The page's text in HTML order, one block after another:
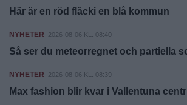
Här är en röd fläcki en blå kommun
NYHETER 2026-08-06 KL. 08:40
Så ser du meteorregnet och partiella
NYHETER 2026-08-06 KL. 08:39
Max fashion blir kvar i Vallentuna